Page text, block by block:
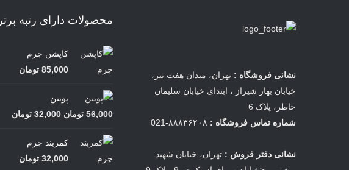
نشانی فروشگاه : تهران، میدان هفت تیر،
خیابان بهار شیراز ، ابتدای خیابان سلیمان
خاطر، پلاک 6
شماره تماس فروشگاه :
نشانی دفتر فروش : تهران، خیابان شهید
محصولات دارای رتبه برتر
کاپشن چرم
85,000 تومان
پوتین
56,000 تومان قیمت
56,000 تومان
بود.
32,000 تومان
کمربند چرم
32,000 تومان